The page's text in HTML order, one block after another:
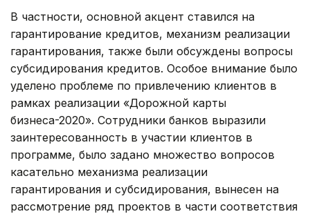
В частности, основной акцент ставился на
гарантирование кредитов, механизм реализации
гарантирования, также были обсуждены вопросы
субсидирования кредитов. Особое внимание было
уделено проблеме по привлечению клиентов в
рамках реализации «Дорожной карты
бизнеса-2020». Сотрудники банков выразили
заинтересованность в участии клиентов в
программе, было задано множество вопросов
касательно механизма реализации
гарантирования и субсидирования, вынесен на
рассмотрение ряд проектов в части соответствия